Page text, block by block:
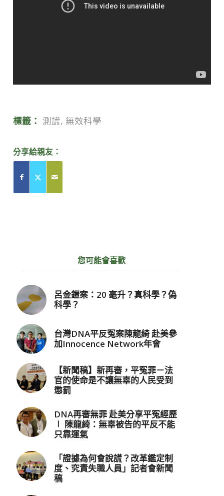
標籤： 測謊, 無效科學
分享給親友：
您可能會喜歡
呂金鎧案：20 毫升？真科學？偽
科學？
台灣DNA平反冤案陳龍綺 赴美參
加Innocence Network年會
【新聞稿】新再審，平冤罪－法
官的使命是不讓無辜的人民受到
懲罰
DNA再審無罪 赴美分享平冤經歷
∣ 陳龍綺：無辜被告的平反不能
只靠運氣
「證據為何會說謊？改革鑑定制
度、究責失職人員」記者會新聞
稿